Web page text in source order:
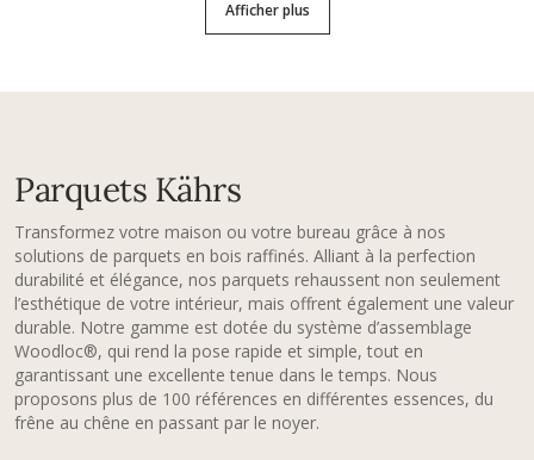
Afficher plus
Parquets Kährs
Transformez votre maison ou votre bureau grâce à nos
solutions de parquets en bois raffinés. Alliant à la perfection
durabilité et élégance, nos parquets rehaussent non seulement
l’esthétique de votre intérieur, mais offrent également une valeur
durable. Notre gamme est dotée du système d’assemblage
Woodloc®, qui rend la pose rapide et simple, tout en
garantissant une excellente tenue dans le temps. Nous
proposons plus de 100 références en différentes essences, du
frêne au chêne en passant par le noyer.